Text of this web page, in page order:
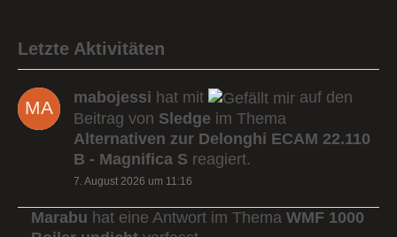
Letzte Aktivitäten
mabojessi hat mit
auf den
Beitrag von Sledge im Thema
Alternativen zur Delonghi ECAM 22.110
B - Magnifica S reagiert.
7. August 2026 um 11:16
Marabu hat eine Antwort im Thema WMF 1000